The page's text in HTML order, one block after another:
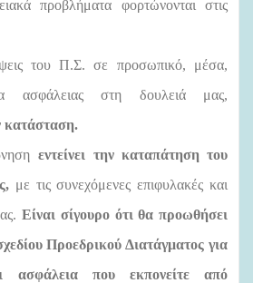
προβλήματα φορτώνονται στις
του Π.Σ. σε προσωπικό, μέσα,
ασφάλειας στη δουλειά μας,
κατάσταση.
εντείνει την καταπάτηση του
με τις συνεχόμενες επιφυλακές και
Είναι σίγουρο ότι θα προωθήσει
Προεδρικού Διατάγματος για
ασφάλεια που εκπονείτε από